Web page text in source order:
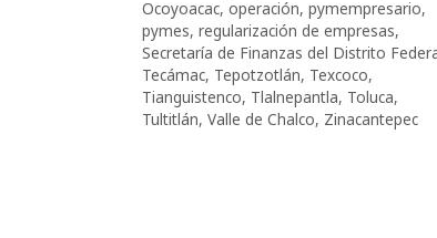
Ocoyoacac, operación, pymempresario,
pymes, regularización de empresas,
Secretaría de Finanzas del Distrito
Tecámac, Tepotzotlán, Texcoco,
Tianguistenco, Tlalnepantla, Toluca,
Tultitlán, Valle de Chalco, Zinacantepec